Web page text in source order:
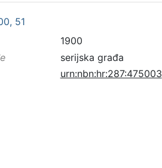
51
1900
serijska građa
urn:nbn:hr:287:475003